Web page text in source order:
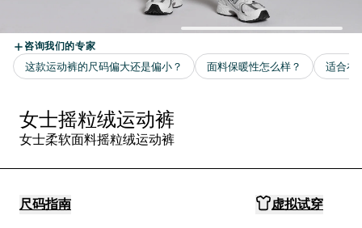
女士摇粒绒运动裤
女士柔软面料摇粒绒运动裤
尺码指南 虚拟试穿